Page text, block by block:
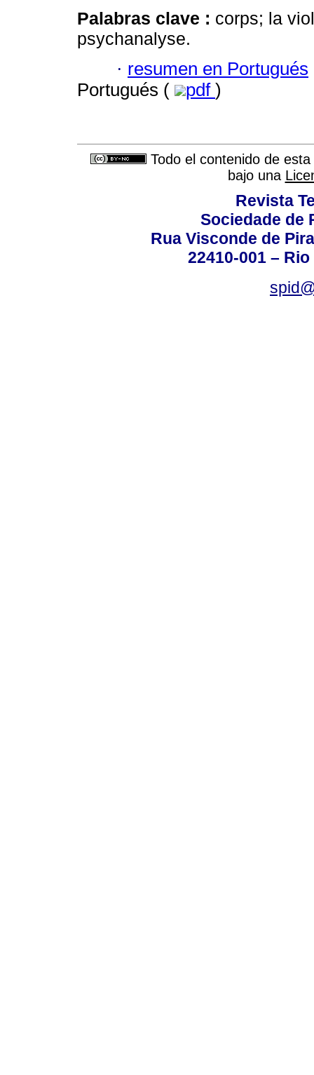
Palabras clave : corps; la
psychanalyse.
· resumen en Portugués
Portugués (
pdf )
Todo el contenido de
bajo una
Revista
Sociedade de
Rua Visconde de
22410-001 –